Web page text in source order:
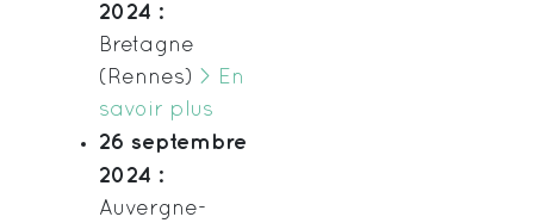
2024 :
Bretagne
(Rennes) > En
savoir plus
26 septembre
2024 :
Auvergne-